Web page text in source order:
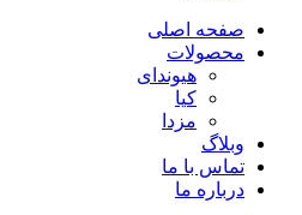
صفحه اصلی
محصولات
هیوندای
کیا
مزدا
وبلاگ
تماس با ما
درباره ما